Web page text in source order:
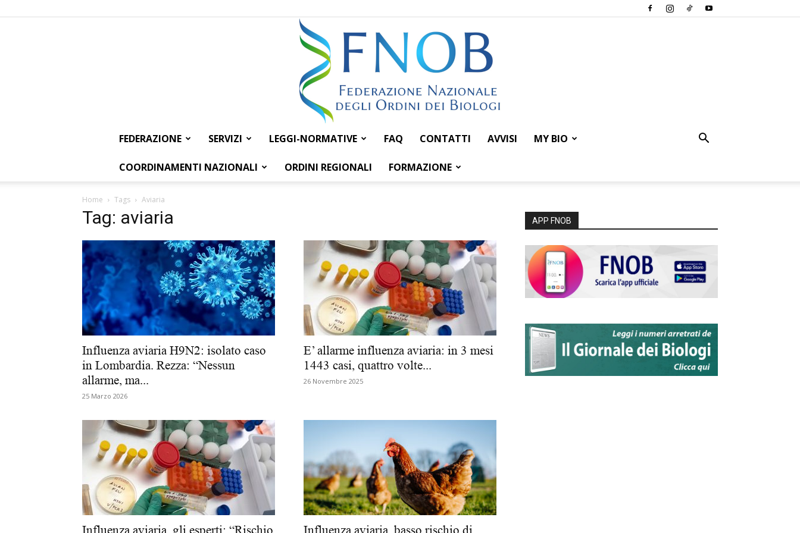
Federazione
Nazionale
degli
dei
FEDERAZIONE SERVIZI LEGGI-NORMATIVE FAQ CONTATTI AVVISI MY BIO
COORDINAMENTI NAZIONALI ORDINI REGIONALI FORMAZIONE
Home Tags Aviaria
Tag: aviaria
Influenza aviaria H9N2: isolato caso
in Lombardia. Rezza: “Nessun
allarme, ma...
25 Marzo 2026
E’ allarme influenza aviaria: in 3 mesi
1443 casi, quattro volte...
26 Novembre 2025
Influenza aviaria, gli esperti: “Rischio Influenza aviaria, basso rischio di
APP FNOB